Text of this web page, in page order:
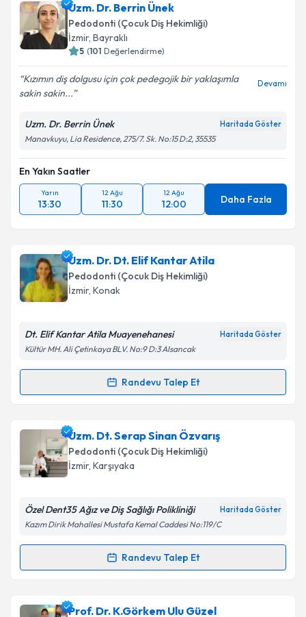
Uzm. Dr. Berrin Ünek
Pedodonti (Çocuk Diş Hekimliği)
İzmir, Bayraklı
5 (101 Değerlendirme)
Kızımın diş dolgusu için çok pedegojik bir yaklaşımla
sakin sakin...
Devamı
Uzm. Dr. Berrin Ünek Haritada Göster
Manavkuyu, Lia Residence, 275/7. Sk. No:15 D:2, 35535
En Yakın Saatler
Yarın
13:30
12 Ağu
11:30
12 Ağu
12:00 Daha Fazla
Uzm. Dr. Dt. Elif Kantar Atila
Pedodonti (Çocuk Diş Hekimliği)
İzmir, Konak
Dt. Elif Kantar Atila Muayenehanesi Haritada Göster
Kültür MH. Ali Çetinkaya BLV. No:9 D:3 Alsancak
Randevu Talep Et
Randevu Takvimi Talebi
Uzm. Dr. Dt. Elif Kantar Atilaiçin randevu takvimi
talebi oluşturun. Size bu uzmandan randevu almanız
için bir takvim hazırlandığında e-posta ile
bilgilendireceğiz.
Kişisel verilerimin işlenmesine ilişkinAydınlatma
kapsamda işlenmesini kabul ediyorum.
Uzm. Dt. Serap Sinan Özvarış
Pedodonti (Çocuk Diş Hekimliği)
İzmir, Karşıyaka
Özel Dent35 Ağız ve Diş Sağlığı Polikliniği Haritada Göster
Kazım Dirik Mahallesi Mustafa Kemal Caddesi No:119/C
Randevu Talep Et
Randevu Takvimi Talebi
Uzm. Dt. Serap Sinan Özvarışiçin randevu takvimi
Prof. Dr. K.Görkem Ulu Güzel